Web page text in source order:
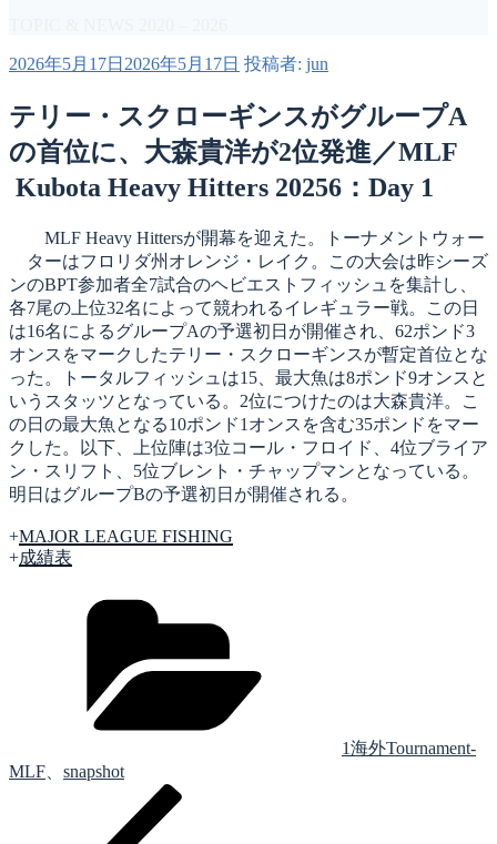
投
日:
2026年5月17日 2026年5月17日 投稿者: jun
テリー・スクローギンスがグループA
の首位に、大森貴洋が2位発進／MLF
Kubota Heavy Hitters 20256：Day 1
MLF Heavy Hittersが開幕を迎えた。トーナメントウォー
ターはフロリダ州オレンジ・レイク。この大会は昨シーズ
ンのBPT参加者全7試合のヘビエストフィッシュを集計し、
各7尾の上位32名によって競われるイレギュラー戦。この日
は16名によるグループAの予選初日が開催され、62ポンド3
オンスをマークしたテリー・スクローギンスが暫定首位とな
った。トータルフィッシュは15、最大魚は8ポンド9オンスと
いうスタッツとなっている。2位につけたのは大森貴洋。こ
の日の最大魚となる10ポンド1オンスを含む35ポンドをマー
クした。以下、上位陣は3位コール・フロイド、4位ブライア
ン・スリフト、5位ブレント・チャップマンとなっている。
明日はグループBの予選初日が開催される。
+MAJOR LEAGUE FISHING
+成績表
1海外Tournament-
MLF
snapshot